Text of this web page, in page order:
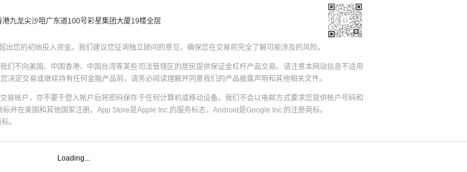
港九龙尖沙咀广东道100号彩星集团大厦19楼全层
您的初始投入资金。我们建议您征询独立顾问的意见，确保您在交易前完全了解可能涉及的风险。
不向美国、中国香港、中国台湾等某些司法管辖区的居民提供保证金杠杆产品交易。请注意本网站信息不适用
定交易或继续持有任何金融产品前，请务必阅读理解并同意我们的产品披露声明和其他相关文件。
易帐户，亦不要于登入帐户后将密码保存于任何计算机或移动设备。我们不会以电邮方式要求您提供帐户号码和
并在美国和其他国家注册。App Store是Apple Inc.的服务标志，Android是Google Inc.的注册商标。
。
Loading...